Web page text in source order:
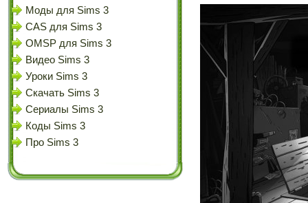
Моды для Sims 3
CAS для Sims 3
OMSP для Sims 3
Видео Sims 3
Уроки Sims 3
Скачать Sims 3
Сериалы Sims 3
Коды Sims 3
Про Sims 3